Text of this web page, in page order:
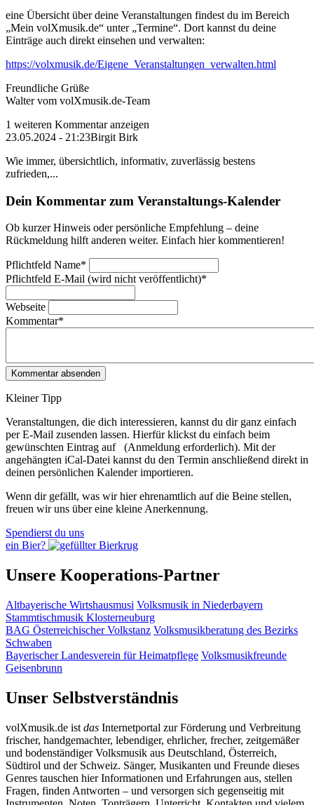
eine Übersicht über deine Veranstaltungen findest du im Bereich
„Mein volXmusik.de“ unter „Termine“. Dort kannst du deine
Einträge auch direkt einsehen und verwalten:
https://volxmusik.de/Eigene_Veranstaltungen_verwalten.html
Freundliche Grüße
Walter vom volXmusik.de-Team
1 weiteren Kommentar anzeigen
23.05.2024 - 21:23Birgit Birk
Wie immer, übersichtlich, informativ, zuverlässig bestens
zufrieden,...
Dein Kommentar zum Veranstaltungs-Kalender
Ob kurzer Hinweis oder persönliche Empfehlung – deine
Rückmeldung hilft anderen weiter. Einfach hier kommentieren!
Pflichtfeld Name*
Pflichtfeld E-Mail (wird nicht veröffentlicht)*
Webseite
Kommentar*
Kleiner Tipp
Veranstaltungen, die dich interessieren, kannst du dir ganz einfach
per E‑Mail zusenden lassen. Hierfür klickst du einfach beim
gewünschten Eintrag auf
(Anmeldung erforderlich). Mit der
angehängten iCal-Datei kannst du den Termin anschließend direkt in
deinen persönlichen Kalender importieren.
Wenn dir gefällt, was wir hier ehrenamtlich auf die Beine stellen,
freuen wir uns über eine kleine Anerkennung.
Spendierst du uns
ein Bier?
Unsere Kooperations-Partner
Altbayerische Wirtshausmusi Volksmusik in Niederbayern
Stammtischmusik Klosterneuburg
BAG Österreichischer Volkstanz Volksmusikberatung des Bezirks
Schwaben
Bayerischer Landesverein für Heimatpflege Volksmusikfreunde
Geisenbrunn
Unser Selbstverständnis
volXmusik.de ist das Internetportal zur Förderung und Verbreitung
frischer, handgemachter, lebendiger, ehrlicher, frecher, zeitgemäßer
und bodenständiger Volksmusik aus Deutschland, Österreich,
Südtirol und der Schweiz. Sänger, Musikanten und Freunde dieses
Genres tauschen hier Informationen und Erfahrungen aus, stellen
Fragen, finden Antworten – und versorgen sich gegenseitig mit